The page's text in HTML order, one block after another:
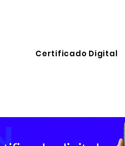
Certificado Digital